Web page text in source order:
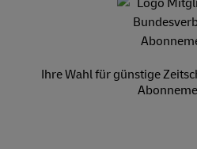
Ihre Wahl für günstige